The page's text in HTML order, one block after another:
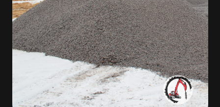
Доставляемые
сыпучие материалы:
Песок (карьерный, речной,
различных фракций)